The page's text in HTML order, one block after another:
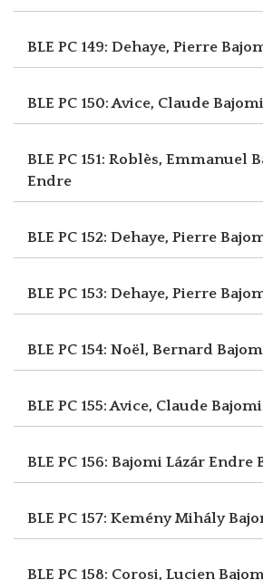
BLE PC 149: Dehaye, Pierre
BLE PC 150: Avice, Claude
BLE PC 151: Roblès, Emmanuel
Endre
BLE PC 152: Dehaye, Pierre
BLE PC 153: Dehaye, Pierre
BLE PC 154: Noël, Bernard
BLE PC 155: Avice, Claude
BLE PC 156: Bajomi Lázár Endre
BLE PC 157: Kemény Mihály
BLE PC 158: Corosi, Lucien